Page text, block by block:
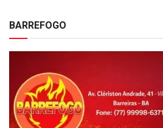
BARREFOGO